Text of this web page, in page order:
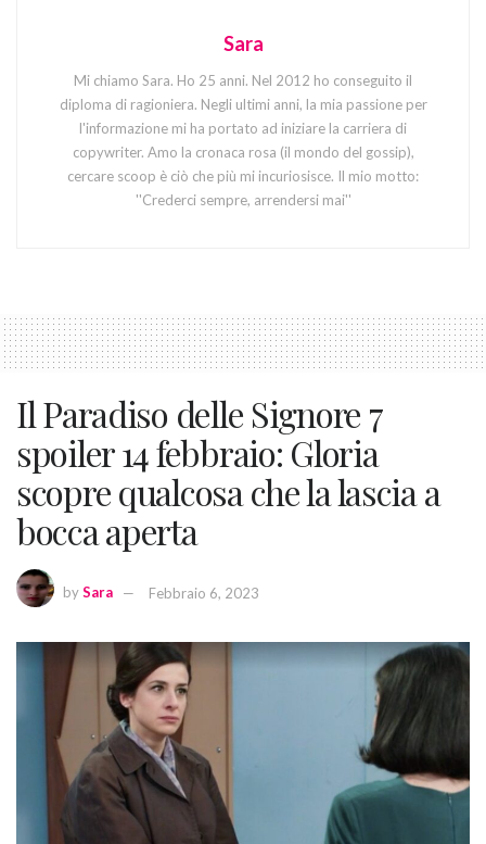
Sara
Mi chiamo Sara. Ho 25 anni. Nel 2012 ho conseguito il
diploma di ragioniera. Negli ultimi anni, la mia passione per
l'informazione mi ha portato ad iniziare la carriera di
copywriter. Amo la cronaca rosa (il mondo del gossip),
cercare scoop è ciò che più mi incuriosisce. Il mio motto:
''Crederci sempre, arrendersi mai''
Il Paradiso delle Signore 7
spoiler 14 febbraio: Gloria
scopre qualcosa che la lascia a
bocca aperta
bySara Febbraio 6, 2023